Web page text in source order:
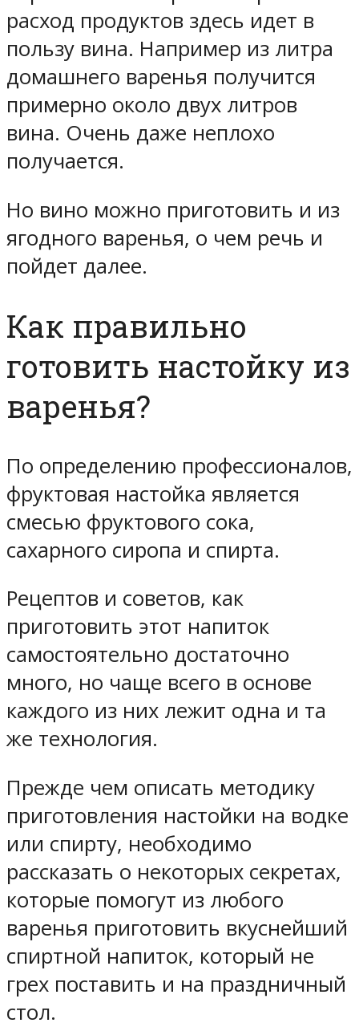
расход продуктов здесь идет в
пользу вина. Например из литра
домашнего варенья получится
примерно около двух литров
вина. Очень даже неплохо
получается.
Но вино можно приготовить и из
ягодного варенья, о чем речь и
пойдет далее.
Как правильно
готовить настойку из
варенья?
По определению профессионалов,
фруктовая настойка является
смесью фруктового сока,
сахарного сиропа и спирта.
Рецептов и советов, как
приготовить этот напиток
самостоятельно достаточно
много, но чаще всего в основе
каждого из них лежит одна и та
же технология.
Прежде чем описать методику
приготовления настойки на водке
или спирту, необходимо
рассказать о некоторых секретах,
которые помогут из любого
варенья приготовить вкуснейший
спиртной напиток, который не
грех поставить и на праздничный
стол.